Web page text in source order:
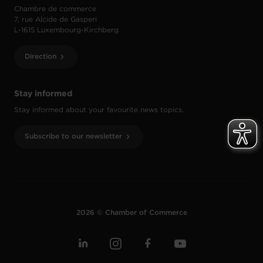
Stay informed
Stay informed about your favourite news topics.
Subscribe to our newsletter
Chambre de commerce
7, rue Alcide de Gasperi
L-1615 Luxembourg-Kirchberg
Direction
2026 © Chamber of Commerce